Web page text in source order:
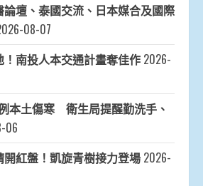
壇、泰國交流、日本媒合及國際
08-07
南投人本交通計畫奪佳作 2026-
本土傷寒 衛生局提醒勤洗手、
06
紅盤！凱旋青樹接力登場 2026-